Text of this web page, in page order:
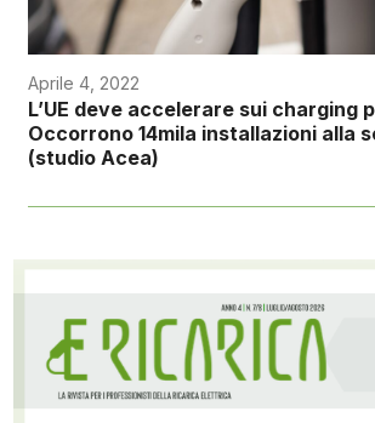
Aprile 4, 2022
L’UE deve accelerare sui charging
Occorrono 14mila installazioni alla
(studio Acea)